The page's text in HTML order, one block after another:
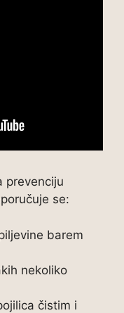
prevenciju
se:
barem
nekoliko
čistim i